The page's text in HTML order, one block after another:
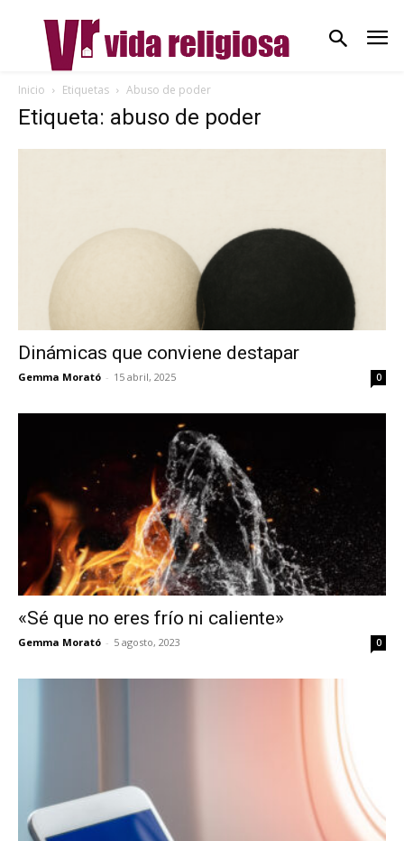
Inicio Etiquetas Abuso de poder
Etiqueta: abuso de poder
Dinámicas que conviene destapar
Gemma Morató - 15 abril, 2025 0
«Sé que no eres frío ni caliente»
Gemma Morató - 5 agosto, 2023 0